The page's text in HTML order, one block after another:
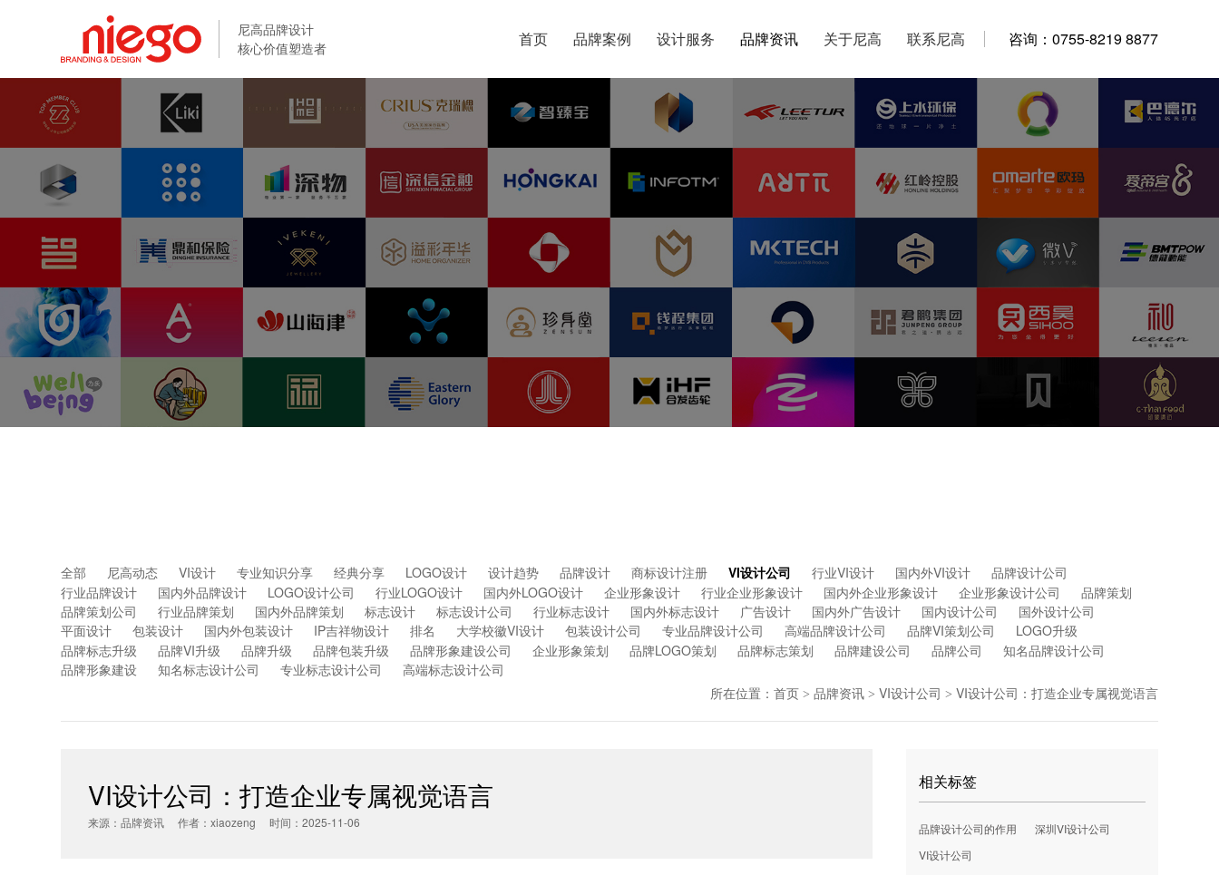
尼高品牌设计
核心价值塑造者
首页 品牌案例 设计服务 品牌资讯 关于尼高 联系尼高 咨询：0755-8219 8877
尼高品牌设计
核心价值塑造者
首页 品牌案例 设计服务 品牌资讯 关于尼高 联系尼高 咨询：0755-8219 8877
全部 尼高动态 VI设计 专业知识分享 经典分享 LOGO设计 设计趋势 品牌设计 商标设计注册 VI设计公司 行业VI设计 国内外VI设计
品牌设计公司
行业品牌设计
国内外品牌设计 LOGO设计公司 行业LOGO设计 国内外LOGO设计 企业形象设计 行业企业形象设计 国内外企业形象设计 企业形象设计公司
品牌策划
品牌策划公司
行业品牌策划 国内外品牌策划 标志设计 标志设计公司 行业标志设计 国内外标志设计 广告设计 国内外广告设计 国内设计公司
国外设计公司
平面设计
包装设计 国内外包装设计 IP吉祥物设计 排名 大学校徽VI设计 包装设计公司 专业品牌设计公司 高端品牌设计公司 品牌VI策划公司
LOGO升级
品牌标志升级
品牌VI升级 品牌升级 品牌包装升级 品牌形象建设公司 企业形象策划 品牌LOGO策划 品牌标志策划 品牌建设公司 品牌公司
知名品牌设计公司
品牌形象建设
知名标志设计公司 专业标志设计公司
高端标志设计公司
所在位置： 首页 > 品牌资讯 > VI设计公司 > VI设计公司：打造企业专属视觉语言
VI设计公司：打造企业专属视觉语言
来源：品牌资讯 作者：xiaozeng 时间：2025-11-06
相关标签
品牌设计公司的作用
深圳VI设计公司
VI设计公司